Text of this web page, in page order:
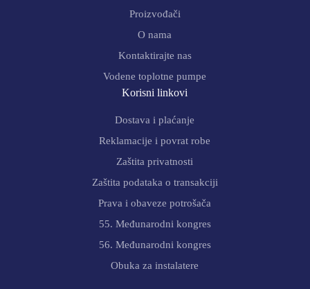
Proizvođači
O nama
Kontaktirajte nas
Vodene toplotne pumpe
Korisni linkovi
Dostava i plaćanje
Reklamacije i povrat robe
Zaštita privatnosti
Zaštita podataka o transakciji
Prava i obaveze potrošača
55. Međunarodni kongres
56. Međunarodni kongres
Obuka za instalatere